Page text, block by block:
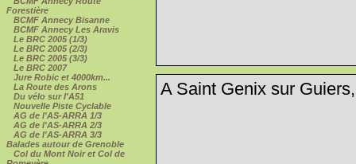
Forestière
BCMF Annecy Bisanne
BCMF Annecy Les Aravis
Le BRC 2005 (1/3)
Le BRC 2005 (2/3)
Le BRC 2005 (3/3)
Le BRC 2007
Jure Robic et 4000km...
La Route des Arons
Du vélo sur l'A51
Nouvelle Piste Cyclable
AG de l'AS-ARRA 1/3
AG de l'AS-ARRA 2/3
AG de l'AS-ARRA 3/3
Balades autour de Grenoble
Col du Mont Noir et Col de
A Saint Genix sur